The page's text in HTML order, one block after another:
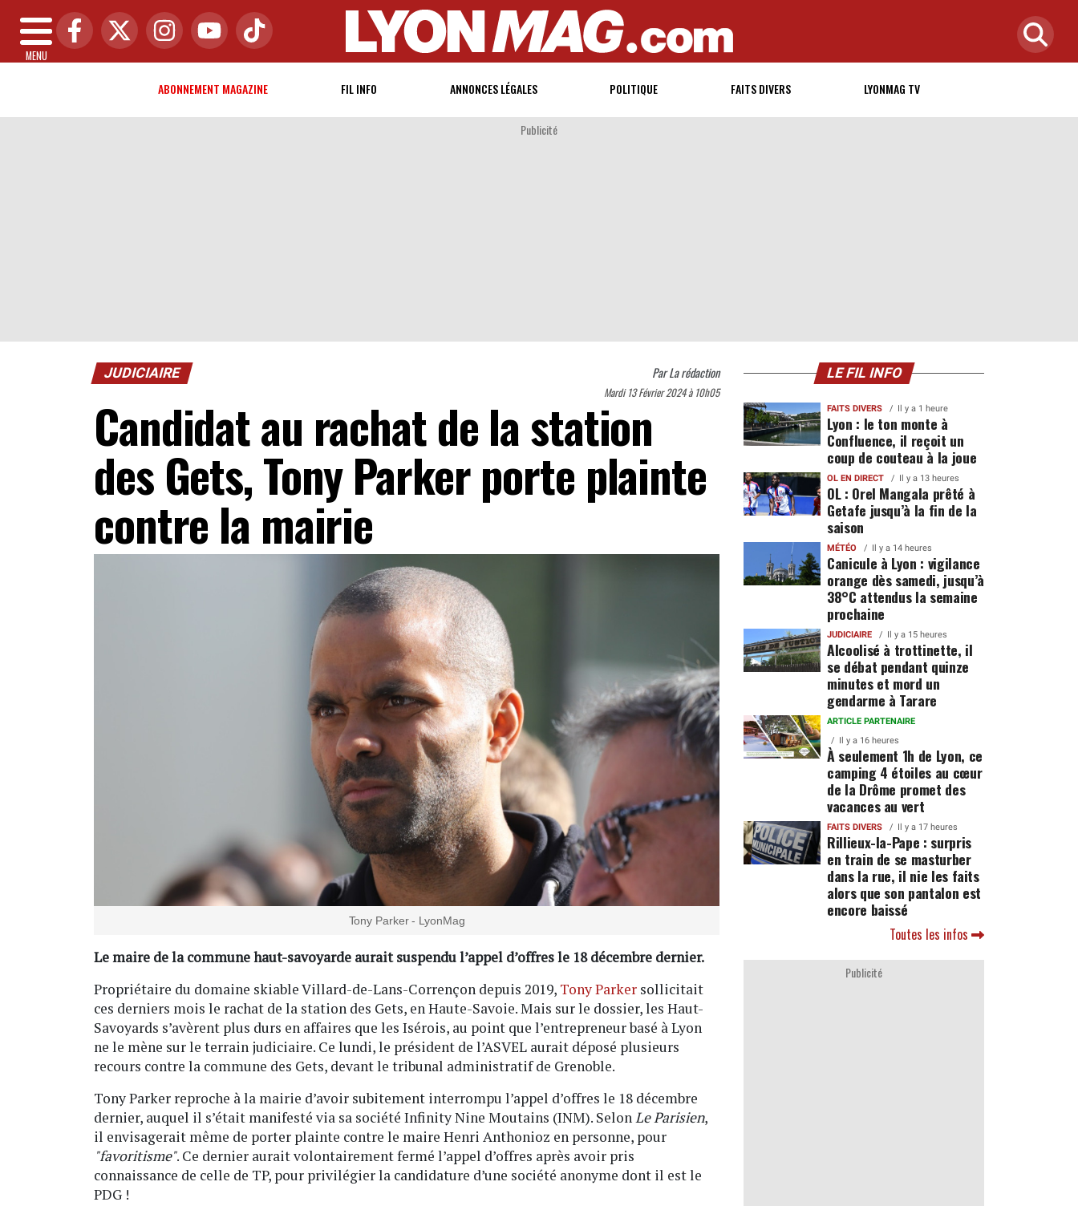
MENU
ABONNEMENT MAGAZINE FIL INFO ANNONCES LÉGALES POLITIQUE FAITS DIVERS LYONMAG TV
Publicité
JUDICIAIRE ParLa rédaction
Mardi 13 Février 2024 à 10h05
Candidat au rachat de la station
des Gets, Tony Parker porte plainte
contre la mairie
Tony Parker - LyonMag
Le maire de la commune haut-savoyarde aurait suspendu l’appel d’offres le 18 décembre dernier.
Propriétaire du domaine skiable Villard-de-Lans-Corrençon depuis 2019, Tony Parker sollicitait
ces derniers mois le rachat de la station des Gets, en Haute-Savoie. Mais sur le dossier, les Haut-
Savoyards s’avèrent plus durs en affaires que les Isérois, au point que l’entrepreneur basé à Lyon
ne le mène sur le terrain judiciaire. Ce lundi, le président de l’ASVEL aurait déposé plusieurs
recours contre la commune des Gets, devant le tribunal administratif de Grenoble.
Tony Parker reproche à la mairie d’avoir subitement interrompu l’appel d’offres le 18 décembre
dernier, auquel il s’était manifesté via sa société Infinity Nine Moutains (INM). SelonLe Parisien,
il envisagerait même de porter plainte contre le maire Henri Anthonioz en personne, pour
"favoritisme". Ce dernier aurait volontairement fermé l’appel d’offres après avoir pris
connaissance de celle de TP, pour privilégier la candidature d’une société anonyme dont il est le
PDG !
LE FIL INFO
FAITS DIVERS Il y a 1 heure
Lyon : le ton monte à
Confluence, il reçoit un
coup de couteau à la joue
OL EN DIRECT Il y a 13 heures
OL : Orel Mangala prêté à
Getafe jusqu’à la fin de la
saison
MÉTÉO Il y a 14 heures
Canicule à Lyon : vigilance
orange dès samedi, jusqu’à
38°C attendus la semaine
prochaine
JUDICIAIRE Il y a 15 heures
Alcoolisé à trottinette, il
se débat pendant quinze
minutes et mord un
gendarme à Tarare
ARTICLE PARTENAIRE
Il y a 16 heures
À seulement 1h de Lyon, ce
camping 4 étoiles au cœur
de la Drôme promet des
vacances au vert
FAITS DIVERS Il y a 17 heures
Rillieux-la-Pape : surpris
en train de se masturber
dans la rue, il nie les faits
alors que son pantalon est
encore baissé
Toutes les infos
Publicité